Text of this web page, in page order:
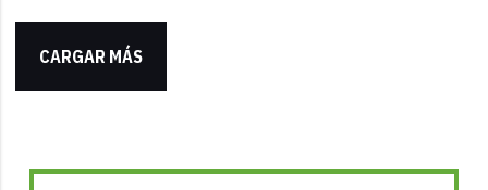
CARGAR MÁS